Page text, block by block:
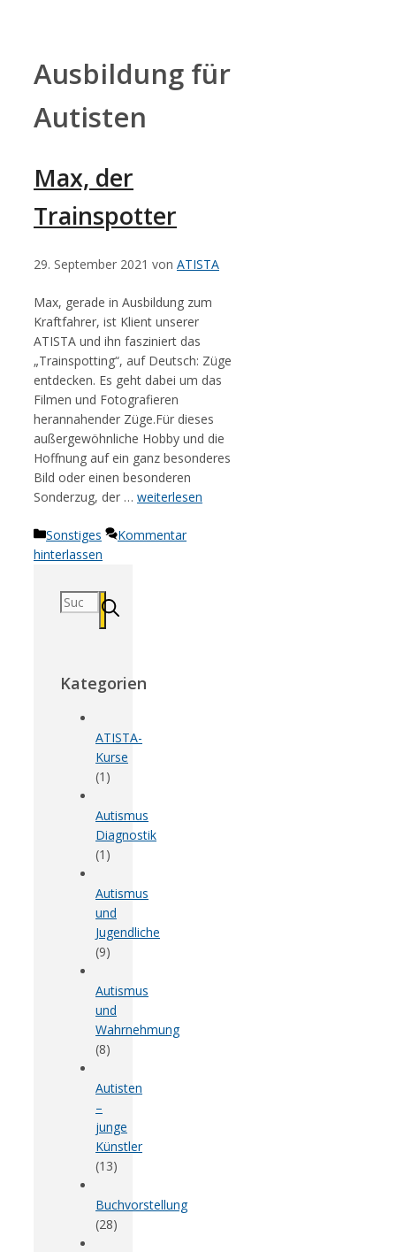
Ausbildung für
Autisten
Max, der
Trainspotter
29. September 2021 von ATISTA
Max, gerade in Ausbildung zum
Kraftfahrer, ist Klient unserer
ATISTA und ihn fasziniert das
„Trainspotting“, auf Deutsch: Züge
entdecken. Es geht dabei um das
Filmen und Fotografieren
herannahender Züge.Für dieses
außergewöhnliche Hobby und die
Hoffnung auf ein ganz besonderes
Bild oder einen besonderen
Sonderzug, der … weiterlesen
Kategorien
Sonstiges
Kommentar
hinterlassen
Suchen
nach:
Kategorien
ATISTA-
Kurse
(1)
Autismus
Diagnostik
(1)
Autismus
und
Jugendliche
(9)
Autismus
und
Wahrnehmung
(8)
Autisten
–
junge
Künstler
(13)
Buchvorstellung
(28)